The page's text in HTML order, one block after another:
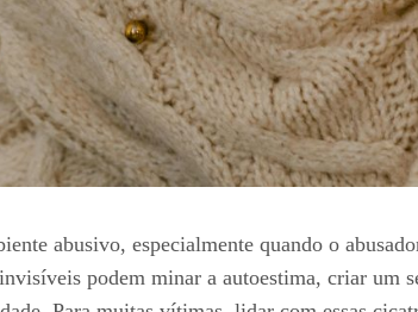
abusivo, especialmente quando o
podem minar a autoestima, criar um